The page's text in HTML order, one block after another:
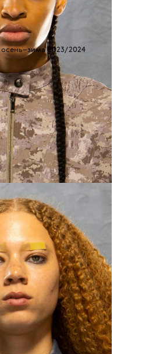
осень–зима 2023/2024
назад, после
мы уже
купить черную
рекомендация
точно задержится
одного
— готические
визажист Джеймс
работал
— Мне кажется,
выглядеть
Тогда
нашу
черной помаде:тут
и подбор